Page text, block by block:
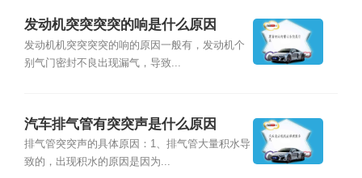
发动机突突突突的响是什么原因
发动机机突突突突的响的原因一般有，发动机个
别气门密封不良出现漏气，导致...
汽车排气管有突突声是什么原因
排气管突突声的具体原因：1、排气管大量积水导
致的，出现积水的原因是因为...